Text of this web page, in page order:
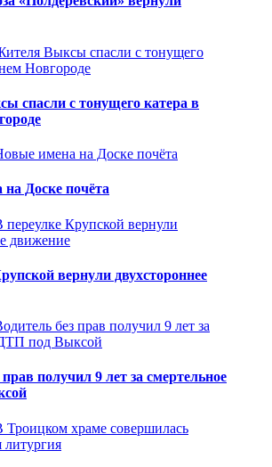
спасли с тонущего катера в
Доске почёта
вернули двухстороннее
получил 9 лет за смертельное